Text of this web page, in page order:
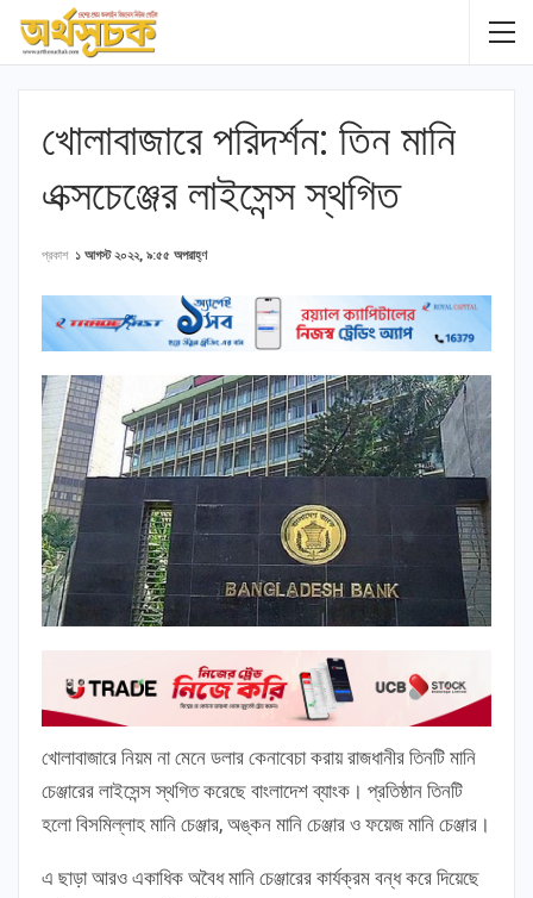
খোলাবাজারে পরিদর্শন: তিন মানি
এক্সচেঞ্জের লাইসেন্স স্থগিত
প্রকাশ ১ আগস্ট ২০২২, ৯:৫৫ অপরাহ্ণ
খোলাবাজারে নিয়ম না মেনে ডলার কেনাবেচা করায় রাজধানীর তিনটি মানি
চেঞ্জারের লাইসেন্স স্থগিত করেছে বাংলাদেশ ব্যাংক। প্রতিষ্ঠান তিনটি
হলো বিসমিল্লাহ মানি চেঞ্জার, অঙ্কন মানি চেঞ্জার ও ফয়েজ মানি চেঞ্জার।
এ ছাড়া আরও একাধিক অবৈধ মানি চেঞ্জারের কার্যক্রম বন্ধ করে দিয়েছে